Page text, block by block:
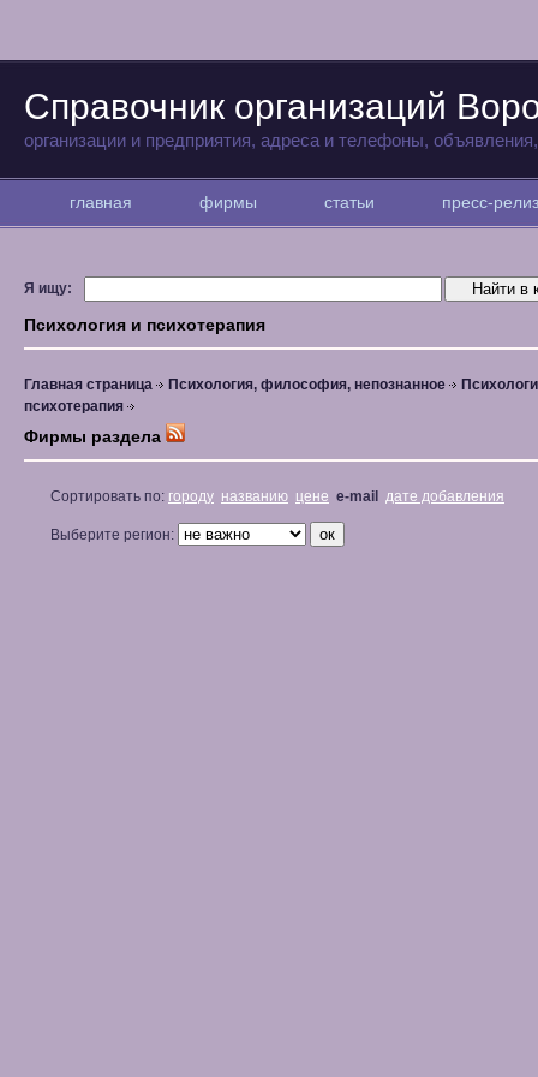
Справочник организаций
организации и предприятия, адреса и телефоны,
главная фирмы статьи пресс-
Я ищу:
Психология и психотерапия
Главная страница Психология, философия, непознанное
психотерапия
Фирмы раздела
Сортировать по: городу названию цене e-mail дате добавления
Выберите регион: